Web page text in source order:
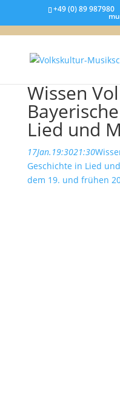
+49 (0) 89 987980
Wissen
Lied und
17Jan. 19:3021:30
Geschichte in Lied
dem 19. und frühen